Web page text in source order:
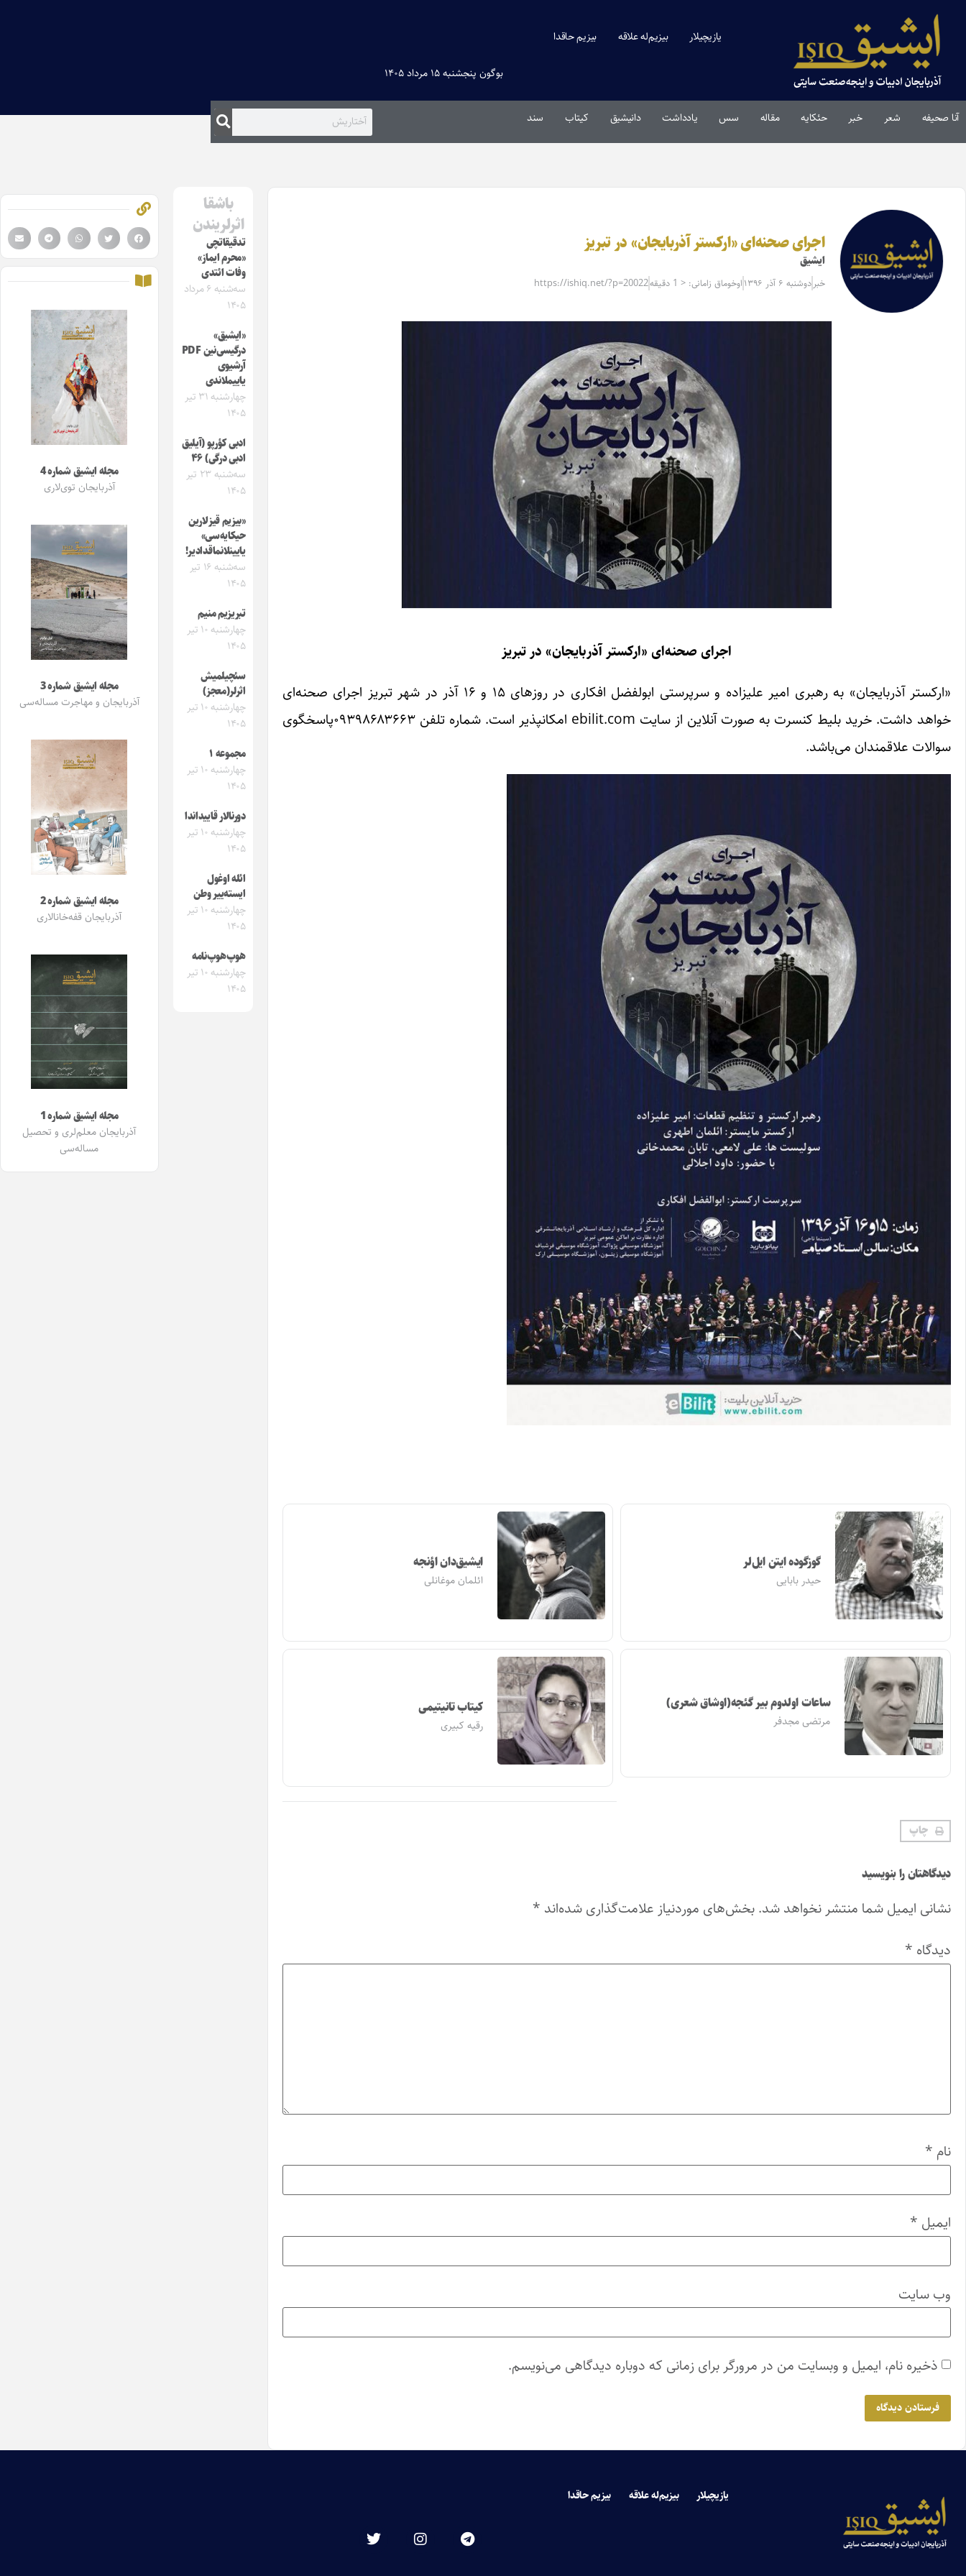
یازیچیلار بیزیم‌له علاقه بیزیم حاقدا
بوگون پنجشنبه ۱۵ مرداد ۱۴۰۵
آنا صحیفه شعر خبر حئکایه مقاله‌ سس یادداشت دانیشیق کیتاب سند
اجرای صحنه‌ای «ارکستر آذربایجان» در تبریز
ایشیق
خبر دوشنبه ۶ آذر ۱۳۹۶ اوخوماق زامانی: < 1 دقیقه https://ishiq.net/?p=20022
اجرای صحنه‌ای «ارکستر آذربایجان» در تبریز
«ارکستر آذربایجان» به رهبری امیر علیزاده و سرپرستی ابولفضل افکاری در روزهای ۱۵ و ۱۶ آذر در شهر تبریز اجرای صحنه‌ای
خواهد داشت. خرید بلیط کنسرت به صورت آنلاین از سایت ebilit.com امکانپذیر است. شماره تلفن ۰۹۳۹۸۶۸۳۶۶۳پاسخگوی
سوالات علاقمندان می‌باشد.
گوزگوده ایتن ایل‌لر
حیدر بابایی
ایشیق‌دان اؤنجه
ائلمان موغانلی
ساعات اولدوم بیر گئجه(اوشاق شعری)
مرتضی مجدفر
کیتاب تانیتیمی
رقیه کبیری
چاپ
دیدگاهتان را بنویسید
نشانی ایمیل شما منتشر نخواهد شد. بخش‌های موردنیاز علامت‌گذاری شده‌اند *
دیدگاه *
نام *
ایمیل *
وب‌ سایت
ذخیره نام، ایمیل و وبسایت من در مرورگر برای زمانی که دوباره دیدگاهی می‌نویسم.
باشقا
اثرلریندن
تدقیقاتچی
«محرم ایماز»
وفات ائتدی
سه‌شنبه ۶ مرداد
۱۴۰۵
«ایشیق»
درگیسی‌نین PDF
آرشیوی
یاییملاندی
چهارشنبه ۳۱ تیر
۱۴۰۵
ادبی کؤرپو (آیلیق
ادبی درگی) ۴۶
سه‌شنبه ۲۳ تیر
۱۴۰۵
«بیزیم قیزلارین
حیکایه‌سی»
یایینلانماقدادیر!
سه‌شنبه ۱۶ تیر
۱۴۰۵
تبریزیم منیم
چهارشنبه ۱۰ تیر
۱۴۰۵
سئچیلمیش
اثرلر(معجز)
چهارشنبه ۱۰ تیر
۱۴۰۵
مجموعه ۱
چهارشنبه ۱۰ تیر
۱۴۰۵
دورنالار قاییداندا
چهارشنبه ۱۰ تیر
۱۴۰۵
ائله اوغول
ایسته‌ییر وطن
چهارشنبه ۱۰ تیر
۱۴۰۵
هوپ‌هوپ‌نامه
چهارشنبه ۱۰ تیر
۱۴۰۵
مجله ایشیق شماره 4
آذربایجان توی‌لاری
مجله ایشیق شماره 3
آذربایجان و مهاجرت مساله‌سی
مجله ایشیق شماره 2
آذربایجان قفه‌خانالاری
مجله ایشیق شماره 1
آذربایجان معلم‌لری و تحصیل
مساله‌سی
یازیچیلار بیزیم‌له علاقه بیزیم حاقدا